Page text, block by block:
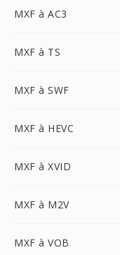
MXF à AC3
MXF à TS
MXF à SWF
MXF à HEVC
MXF à XVID
MXF à M2V
MXF à VOB